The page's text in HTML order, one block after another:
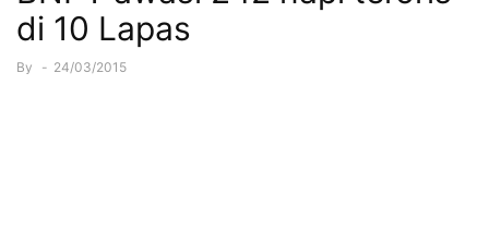
di 10 Lapas
By - 24/03/2015